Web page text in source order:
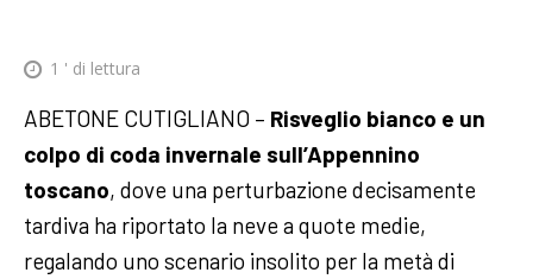
1 ' di lettura
ABETONE CUTIGLIANO – Risveglio bianco e un
colpo di coda invernale sull’Appennino
toscano, dove una perturbazione decisamente
tardiva ha riportato la neve a quote medie,
regalando uno scenario insolito per la metà di